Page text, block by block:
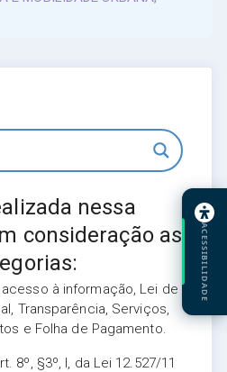
nessa
consideração as
à informação, Lei de
Transparência, Serviços,
e Folha de Pagamento.
8º, §3º, I, da Lei 12.527/11
ACESSIBILIDADE